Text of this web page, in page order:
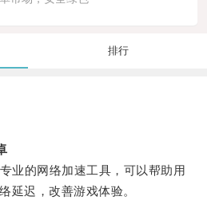
排行
的网络加速工具，可以帮助用
延迟，改善游戏体验。